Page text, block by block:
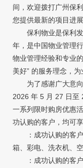
间，欢迎拨打广州保
您提供最新的项目进展
保利物业是保利发
年，是中国物业管理
物业管理经验和专业
美好” 的服务理念，
为了感谢广大意向
2026 年 5 月 27 日至
一系列限时购房优惠
功认购的客户，均可
：成功认购的客户
箱、彩电、洗衣机、
：成功认购的客户